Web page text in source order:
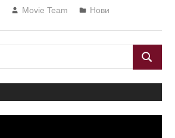
Movie Team Нови
SEARCH